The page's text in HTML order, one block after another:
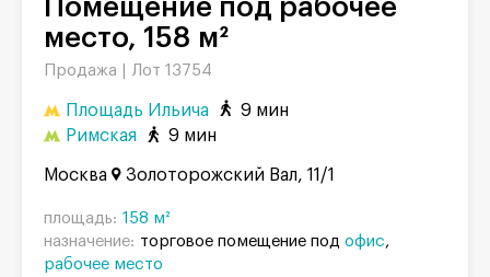
место, 158 м²
Продажа | Лот 13754
Площадь Ильича
9 мин
Римская
9 мин
Москва Золоторожский Вал, 11/1
площадь: 158 м²
назначение: торговое помещение под офис
рабочее место